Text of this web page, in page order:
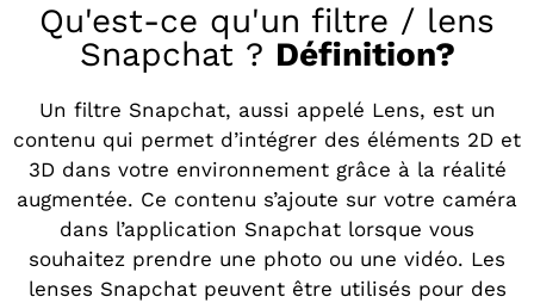
Qu'est-ce qu'un filtre / lens
Snapchat ? Définition?
Un filtre Snapchat, aussi appelé Lens, est un
contenu qui permet d’intégrer des éléments 2D et
3D dans votre environnement grâce à la réalité
augmentée. Ce contenu s’ajoute sur votre caméra
dans l’application Snapchat lorsque vous
souhaitez prendre une photo ou une vidéo. Les
lenses Snapchat peuvent être utilisés pour des